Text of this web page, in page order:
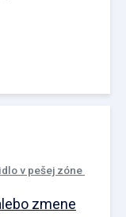
v pešej zóne
zmene